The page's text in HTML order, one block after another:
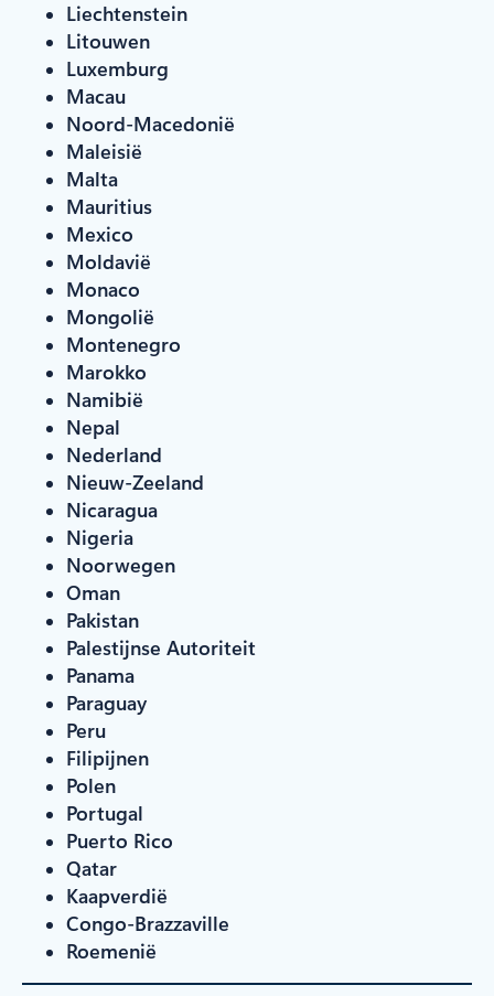
Liechtenstein
Litouwen
Luxemburg
Macau
Noord-Macedonië
Maleisië
Malta
Mauritius
Mexico
Moldavië
Monaco
Mongolië
Montenegro
Marokko
Namibië
Nepal
Nederland
Nieuw-Zeeland
Nicaragua
Nigeria
Noorwegen
Oman
Pakistan
Palestijnse Autoriteit
Panama
Paraguay
Peru
Filipijnen
Polen
Portugal
Puerto Rico
Qatar
Kaapverdië
Congo-Brazzaville
Roemenië